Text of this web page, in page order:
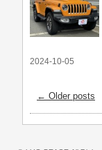
2024-10-05
← Older posts